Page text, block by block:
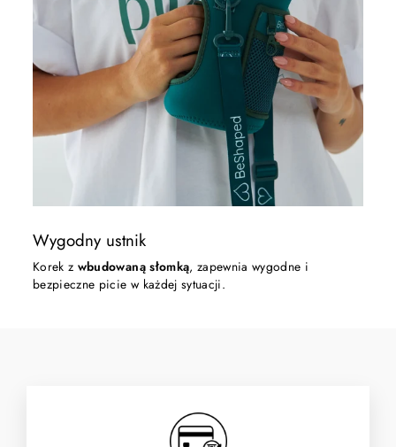
Wygodny ustnik
Korek z wbudowaną słomką, zapewnia wygodne i
bezpieczne picie w każdej sytuacji.